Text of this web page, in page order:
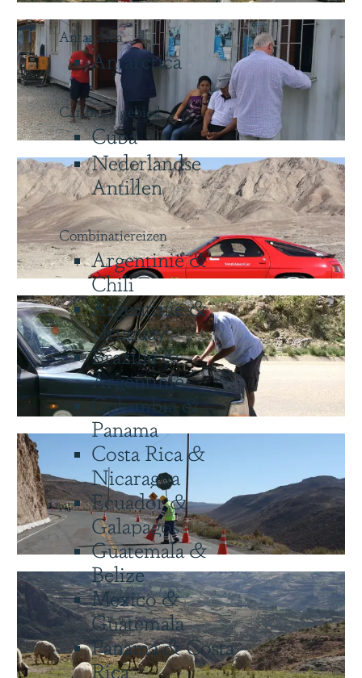
Antarctica
Antarctica
Caribisch gebied
Cuba
Nederlandse
Antillen
Combinatiereizen
Argentinië &
Chili
Argentinië &
Uruguay
Brazilië &
Argentinië
Colombia &
Panama
Costa Rica &
Nicaragua
Ecuador &
Galapagos
Guatemala &
Belize
Mexico &
Guatemala
Panama & Costa
Rica